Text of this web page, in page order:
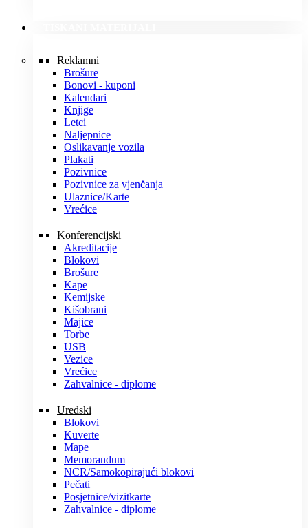
Reklamni
Brošure
Bonovi - kuponi
Kalendari
Knjige
Letci
Naljepnice
Oslikavanje vozila
Plakati
Pozivnice
Pozivnice za vjenčanja
Ulaznice/Karte
Vrećice
Konferencijski
Akreditacije
Blokovi
Brošure
Kape
Kemijske
Kišobrani
Majice
Torbe
USB
Vezice
Vrećice
Zahvalnice - diplome
Uredski
Blokovi
Kuverte
Mape
Memorandum
NCR/Samokopirajući blokovi
Pečati
Posjetnice/vizitkarte
Zahvalnice - diplome